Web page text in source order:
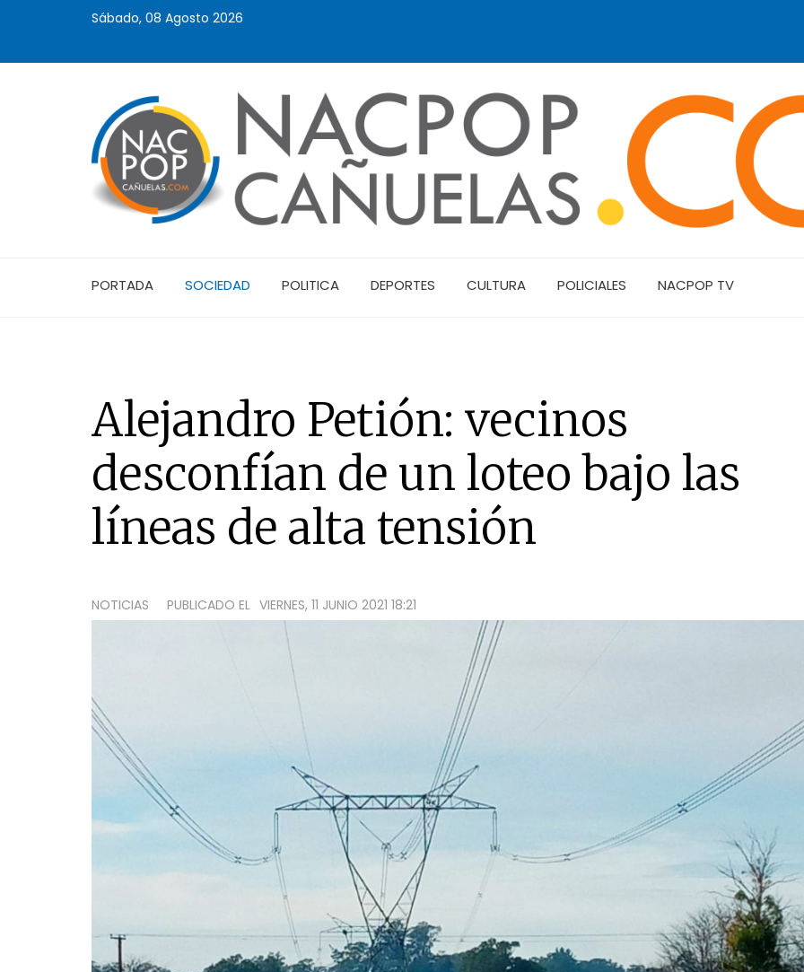
Sábado, 08 Agosto 2026
PORTADA SOCIEDAD POLITICA DEPORTES CULTURA POLICIALES NACPOP TV
Alejandro Petión: vecinos
desconfían de un loteo bajo las
líneas de alta tensión
NOTICIAS PUBLICADO EL VIERNES, 11 JUNIO 2021 18:21